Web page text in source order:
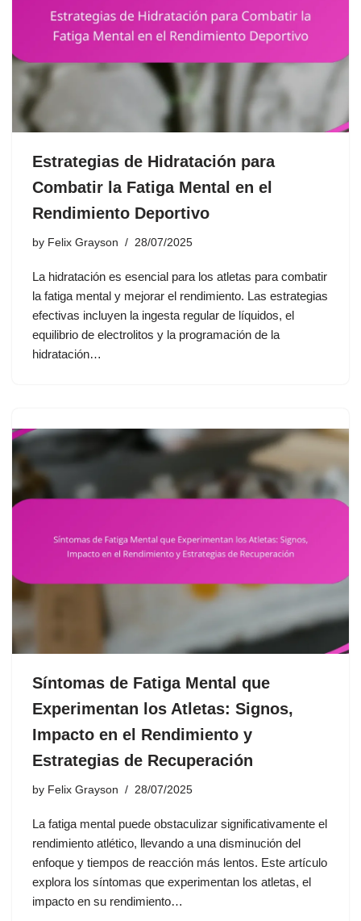
Estrategias de Hidratación para
Combatir la Fatiga Mental en el
Rendimiento Deportivo
by Felix Grayson 28/07/2025
La hidratación es esencial para los atletas para combatir
la fatiga mental y mejorar el rendimiento. Las estrategias
efectivas incluyen la ingesta regular de líquidos, el
equilibrio de electrolitos y la programación de la
hidratación…
Síntomas de Fatiga Mental que
Experimentan los Atletas: Signos,
Impacto en el Rendimiento y
Estrategias de Recuperación
by Felix Grayson 28/07/2025
La fatiga mental puede obstaculizar significativamente el
rendimiento atlético, llevando a una disminución del
enfoque y tiempos de reacción más lentos. Este artículo
explora los síntomas que experimentan los atletas, el
impacto en su rendimiento…